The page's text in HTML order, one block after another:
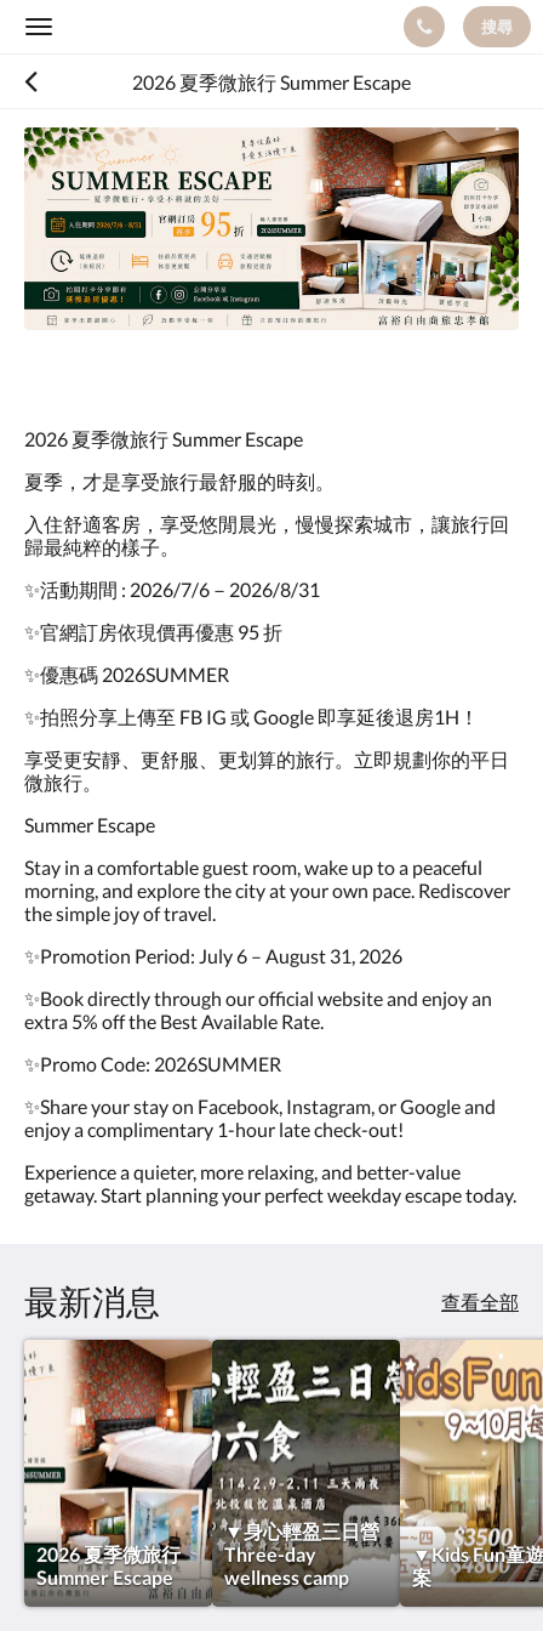
Toggle
搜尋
2026 夏季微旅行 Summer Escape
以
下
是
換
視。
向
滑
或
點
擊
「下
一
個」
和
「上
一
按
鈕，
可
看
影
像。
2026 夏季微旅行 Summer Escape
夏季，才是享受旅行最舒服的時刻。
入住舒適客房，享受悠閒晨光，慢慢探索城市，讓旅行回
歸最純粹的樣子。
✨活動期間 : 2026/7/6－2026/8/31
✨官網訂房依現價再優惠 95 折
✨優惠碼 2026SUMMER
✨拍照分享上傳至 FB IG 或 Google 即享延後退房1H！
享受更安靜、更舒服、更划算的旅行。立即規劃你的平日
微旅行。
Summer Escape
Stay in a comfortable guest room, wake up to a peaceful
morning, and explore the city at your own pace. Rediscover
the simple joy of travel.
✨Promotion Period: July 6 – August 31, 2026
✨Book directly through our official website and enjoy an
extra 5% off the Best Available Rate.
✨Promo Code: 2026SUMMER
✨Share your stay on Facebook, Instagram, or Google and
enjoy a complimentary 1-hour late check-out!
Experience a quieter, more relaxing, and better-value
getaway. Start planning your perfect weekday escape today.
最新消息 查看全部
2026 夏季微旅行
Summer Escape
▼身心輕盈三日營
Three-day
wellness camp
▼Kids Fun童
案